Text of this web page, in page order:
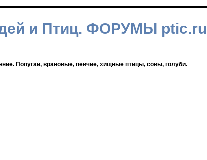
и Птиц. ФОРУМЫ ptic.ru
Попугаи, врановые, певчие, хищные птицы, совы, голуби.